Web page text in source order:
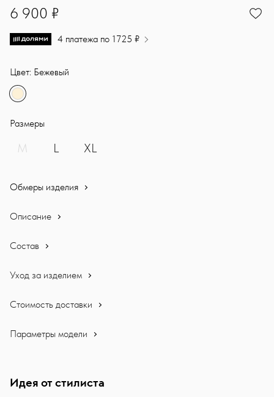
6900
6 900 ₽
4 платежа по 1725 ₽
Цвет: Бежевый
Размеры
M L XL
Обмеры изделия
Описание
Состав
Уход за изделием
Стоимость доставки
Параметры модели
Идея от стилиста